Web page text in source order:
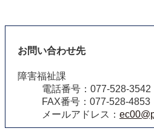
お問い合わせ先
障害福祉課
電話番号：077-528-3542
FAX番号：077-528-4853
メールアドレス：